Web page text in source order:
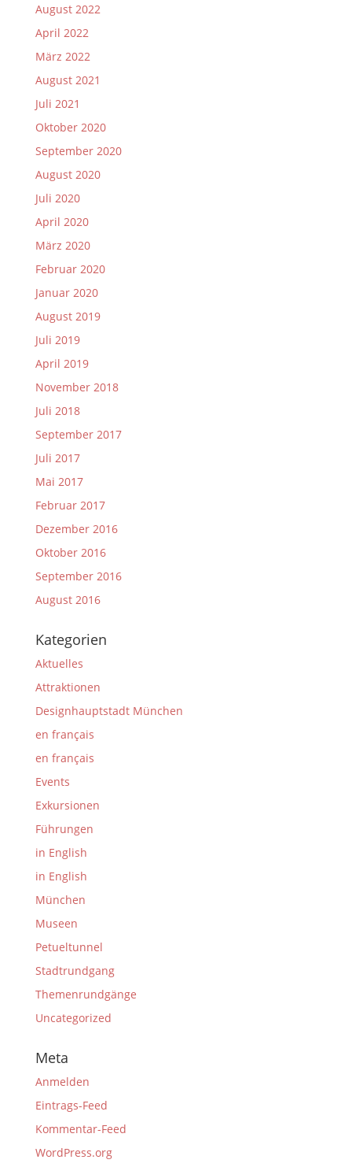
August 2022
April 2022
März 2022
August 2021
Juli 2021
Oktober 2020
September 2020
August 2020
Juli 2020
April 2020
März 2020
Februar 2020
Januar 2020
August 2019
Juli 2019
April 2019
November 2018
Juli 2018
September 2017
Juli 2017
Mai 2017
Februar 2017
Dezember 2016
Oktober 2016
September 2016
August 2016
Kategorien
Aktuelles
Attraktionen
Designhauptstadt München
en français
en français
Events
Exkursionen
Führungen
in English
in English
München
Museen
Petueltunnel
Stadtrundgang
Themenrundgänge
Uncategorized
Meta
Anmelden
Eintrags-Feed
Kommentar-Feed
WordPress.org